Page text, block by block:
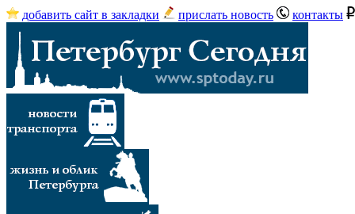
добавить сайт в закладки прислать новость контакты